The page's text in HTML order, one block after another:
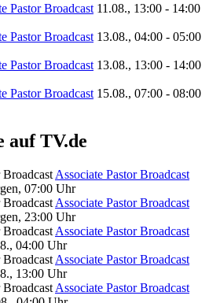
Pastor Broadcast 11.08., 13:00 - 14:00
Pastor Broadcast 13.08., 04:00 - 05:00
Pastor Broadcast 13.08., 13:00 - 14:00
Pastor Broadcast 15.08., 07:00 - 08:00
auf TV.de
Associate Pastor Broadcast
07:00 Uhr
Associate Pastor Broadcast
23:00 Uhr
Associate Pastor Broadcast
04:00 Uhr
Associate Pastor Broadcast
13:00 Uhr
Associate Pastor Broadcast